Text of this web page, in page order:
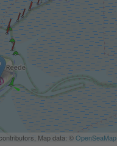
Map data: ©OpenSeaMap